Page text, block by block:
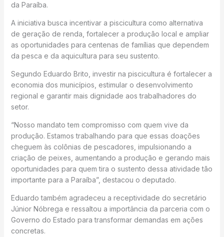
da Paraíba.
A iniciativa busca incentivar a piscicultura como alternativa
de geração de renda, fortalecer a produção local e ampliar
as oportunidades para centenas de famílias que dependem
da pesca e da aquicultura para seu sustento.
Segundo Eduardo Brito, investir na piscicultura é fortalecer a
economia dos municípios, estimular o desenvolvimento
regional e garantir mais dignidade aos trabalhadores do
setor.
“Nosso mandato tem compromisso com quem vive da
produção. Estamos trabalhando para que essas doações
cheguem às colônias de pescadores, impulsionando a
criação de peixes, aumentando a produção e gerando mais
oportunidades para quem tira o sustento dessa atividade tão
importante para a Paraíba”, destacou o deputado.
Eduardo também agradeceu a receptividade do secretário
Júnior Nóbrega e ressaltou a importância da parceria com o
Governo do Estado para transformar demandas em ações
concretas.